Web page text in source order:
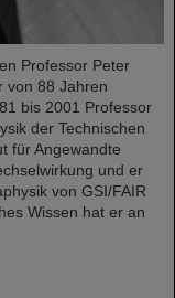
Professor Peter
von 88 Jahren
bis 2001 Professor
der Technischen
für Angewandte
und er
von GSI/FAIR
Wissen hat er an